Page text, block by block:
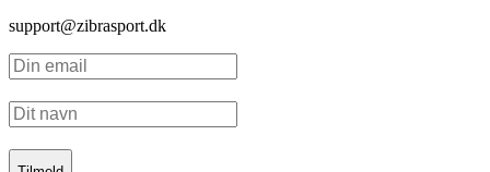
support@zibrasport.dk